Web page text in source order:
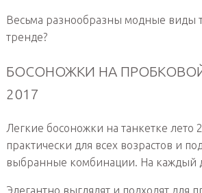
Весьма разнообразны модные виды
тренде?
БОСОНОЖКИ НА
2017
Легкие босоножки на танкетке лето
практически для всех возрастов и
выбранные комбинации. На каждый
Элегантно выглядят и подходят для